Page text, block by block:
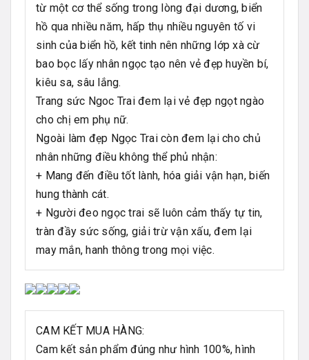
từ một cơ thể sống trong lòng đại dương, biển
hồ qua nhiều năm, hấp thụ nhiều nguyên tố vi
sinh của biển hồ, kết tinh nên những lớp xà cừ
bao bọc lấy nhân ngọc tạo nên vẻ đẹp huyền bí,
kiêu sa, sâu lắng.
Trang sức Ngoc Trai đem lại vẻ đẹp ngọt ngào
cho chị em phụ nữ.
Ngoài làm đẹp Ngọc Trai còn đem lại cho chủ
nhân những điều không thể phủ nhận:
+ Mang đến điều tốt lành, hóa giải vận hạn, biến
hung thành cát.
+ Người đeo ngọc trai sẽ luôn cảm thấy tự tin,
tràn đầy sức sống, giải trừ vận xấu, đem lại
may mắn, hanh thông trong mọi việc.
CAM KẾT MUA HÀNG:
Cam kết sản phẩm đúng như hình 100%, hình